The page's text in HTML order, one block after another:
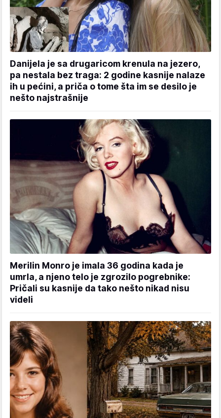
Danijela je sa drugaricom krenula na jezero,
pa nestala bez traga: 2 godine kasnije nalaze
ih u pećini, a priča o tome šta im se desilo je
nešto najstrašnije
Merilin Monro je imala 36 godina kada je
umrla, a njeno telo je zgrozilo pogrebnike:
Pričali su kasnije da tako nešto nikad nisu
videli